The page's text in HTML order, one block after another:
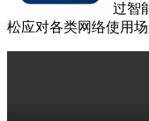
过智
松应对各类网络使用场